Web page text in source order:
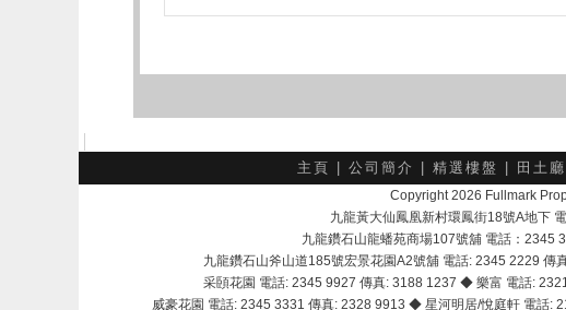
主頁 公司簡介 精選樓盤 田土
Copyright 2026 Fullmark
九龍黃大仙鳳凰新村環鳳街18號A地下
九龍鑽石山龍蟠苑商場107號舖 電話：
九龍鑽石山斧山道185號宏景花園A2號舖 電話: 2345 2229
采頣花園 電話: 2345 9927 傳真: 3188 1237 ◆ 樂富 電話:
威豪花園 電話: 2345 3331 傳真: 2328 9913 ◆ 星河明居/悅庭軒 電話